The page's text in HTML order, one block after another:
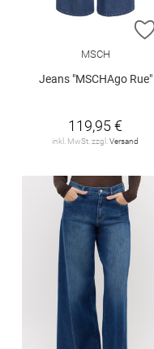
MSCH
Jeans "MSCHAgo Rue"
119,95 €
inkl. MwSt. zzgl. Versand